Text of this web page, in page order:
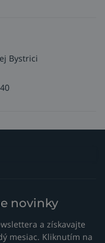
Bystrici
novinky
a získavajte
mesiac. Kliknutím na